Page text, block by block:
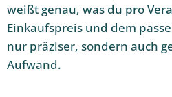
weißt genau, was du pro
Einkaufspreis und dem
nur präziser, sondern auch
Aufwand.